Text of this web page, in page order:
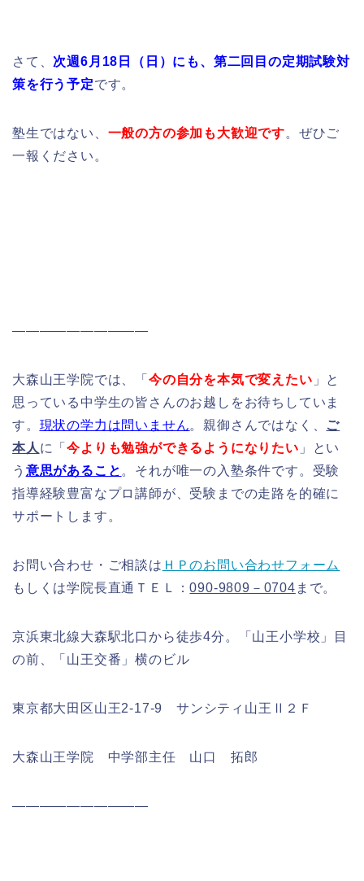
さて、 次週6月18日（日）にも、第二回目の定期試験対
策を行う予定です。
塾生ではない、 一般の方の参加も大歓迎です。ぜひご
一報ください。
――――――――――
大森山王学院では、「 今の自分を本気で変えたい 」と
思っている中学生の皆さんのお越しをお待ちしていま
す。 現状の学力は問いません。親御さんではなく、 ご
本人 に「今よりも勉強ができるようになりたい 」とい
う 意思があること 。それが唯一の入塾条件です。受験
指導経験豊富なプロ講師が、受験までの走路を的確に
サポートします。
お問い合わせ・ご相談は ＨＰのお問い合わせフォーム
もしくは学院長直通ＴＥＬ：090-9809－0704 まで。
京浜東北線大森駅北口から徒歩4分。「山王小学校」目
の前、「山王交番」横のビル
東京都大田区山王2‐17‐9 サンシティ山王Ⅱ２Ｆ
大森山王学院 中学部主任 山口 拓郎
――――――――――